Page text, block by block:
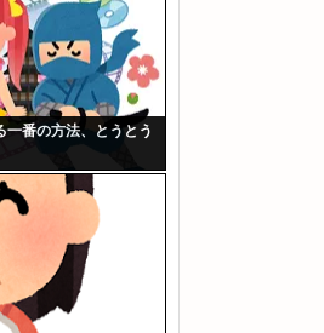
一番の方法、とうとう